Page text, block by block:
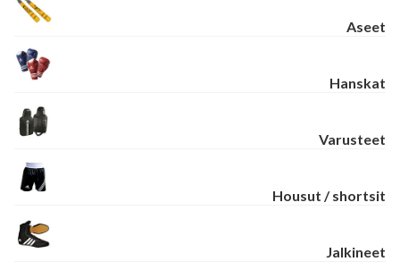
Aseet
Hanskat
Varusteet
Housut / shortsit
Jalkineet